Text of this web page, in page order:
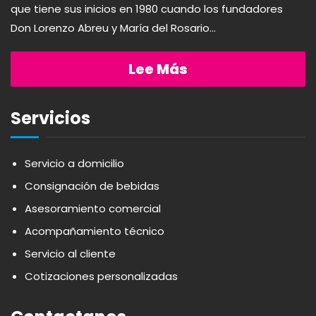
SALSAS
SAZONES
SNACKS
ÚTILES ESCOLARES
AQUA
ARIENZO DE MARQUEZ
ATLANTICO
AVALON
AVERNA
que tiene sus inicios en 1980 cuando los fundadores
Don Lorenzo Abreu y María del Rosario...
Lee Más
Servicios
Servicio a domicilio
Consignación de bebidas
Asesoramiento comercial
Acompañamiento técnico
Servicio al cliente
Cotizaciones personalizadas